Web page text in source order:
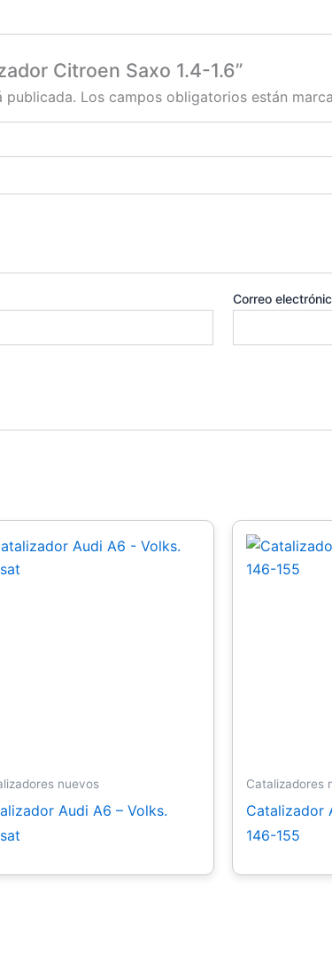
Citroen Saxo 1.4-1.6”
publicada. Los campos obligatorios están
Correo
nuevos
Audi A6 – Volks.
Catalizadores
Catalizador
146-155